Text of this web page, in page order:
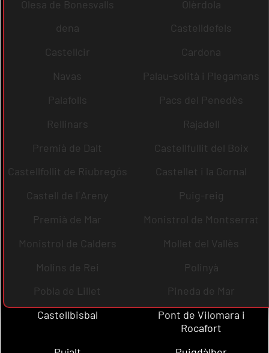
Olesa de Bonesvalls
Olèrdola
dena
Castelldefels
Castellcir
Cardona
Navas
Palau-solità i Plegamans
Palafolls
Pacs del Penedès
Rellinars
Rajadell
Premià de Dalt
Castellfullit del Boix
Castellfollit de Riubregós
Castellet i la Gornal
Castell de l´Areny
Puig-reig
Premià de Mar
Monistrol de Montserrat
Monistrol de Calders
Mollet del Vallès
Molins de Rei
Polinyà
Pobla de Lillet
Pineda de Mar
Castellbisbal
Pont de Vilomara i
Rocafort